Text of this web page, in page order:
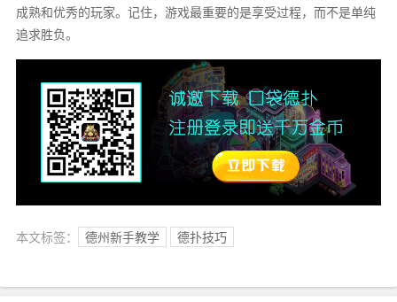
成熟和优秀的玩家。记住，游戏最重要的是享受过程，而不是单纯
追求胜负。
本文标签： 德州新手教学 德扑技巧